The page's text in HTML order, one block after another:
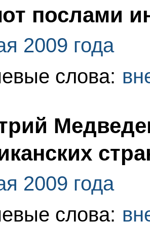
послами
2009 года
слова:
2009 года
слова: